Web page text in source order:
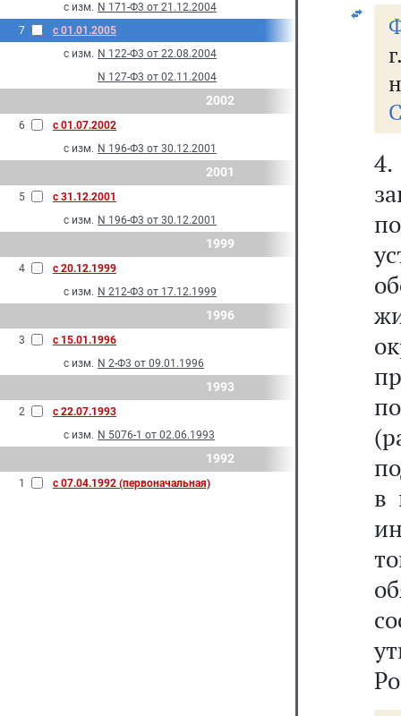
с изм. N 171-Ф3 от 21.12.2004
7
с 01.01.2005
с изм. N 122-Ф3 от 22.08.2004
N 127-Ф3 от 02.11.2004
2002
6
с 01.07.2002
с изм. N 196-Ф3 от 30.12.2001
2001
5
с 31.12.2001
с изм. N 196-Ф3 от 30.12.2001
1999
4
с 20.12.1999
с изм. N 212-Ф3 от 17.12.1999
1996
3
с 15.01.1996
с изм. N 2-Ф3 от 09.01.1996
1993
2
с 22.07.1993
с изм. N 5076-1 от 02.06.1993
1992
1 с 07.04.1992 (первоначальная)
в